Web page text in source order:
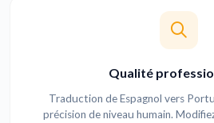
Qualité
Traduction de Espagnol vers
précision de niveau humain.